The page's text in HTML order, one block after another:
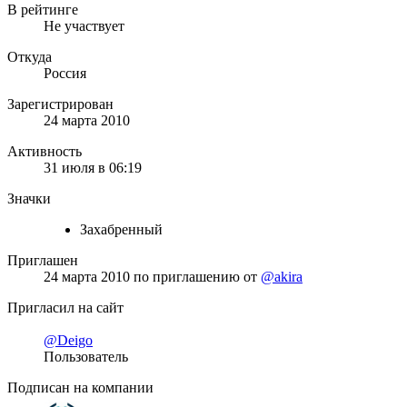
В рейтинге
Не участвует
Откуда
Россия
Зарегистрирован
24 марта 2010
Активность
31 июля в 06:19
Значки
Захабренный
Приглашен
24 марта 2010 по приглашению от @akira
Пригласил на сайт
@Deigo
Пользователь
Подписан на компании